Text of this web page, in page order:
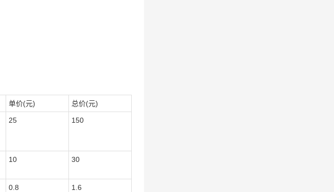
单价(元) 总价(元)
25 150
10 30
0.8 1.6